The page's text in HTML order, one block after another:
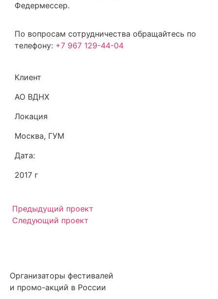
Федермессер.
По вопросам сотрудничества обращайтесь по
телефону: +7 967 129-44-04
Клиент
АО ВДНХ
Локация
Москва, ГУМ
Дата:
2017 г
Предыдущий проект
Следующий проект
Организаторы фестивалей
и промо-акций в России